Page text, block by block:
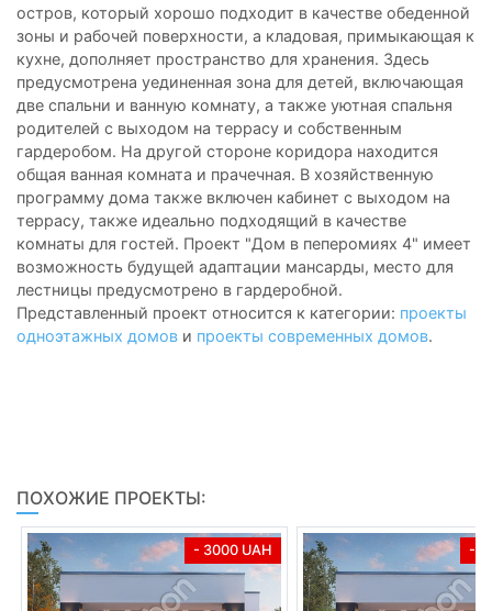
остров, который хорошо подходит в качестве обеденной
зоны и рабочей поверхности, а кладовая, примыкающая к
кухне, дополняет пространство для хранения. Здесь
предусмотрена уединенная зона для детей, включающая
две спальни и ванную комнату, а также уютная спальня
родителей с выходом на террасу и собственным
гардеробом. На другой стороне коридора находится
общая ванная комната и прачечная. В хозяйственную
программу дома также включен кабинет с выходом на
террасу, также идеально подходящий в качестве
комнаты для гостей. Проект "Дом в пеперомиях 4" имеет
возможность будущей адаптации мансарды, место для
лестницы предусмотрено в гардеробной.
Представленный проект относится к категории: проекты
одноэтажных домов и проекты современных домов.
ПОХОЖИЕ ПРОЕКТЫ:
- 3000 UAH -